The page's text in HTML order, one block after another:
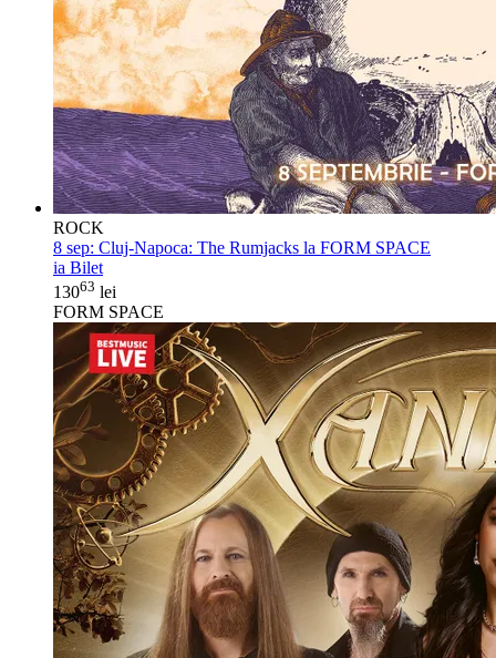
ROCK
8 sep: Cluj-Napoca: The Rumjacks la FORM SPACE
ia Bilet
13063 lei
FORM SPACE